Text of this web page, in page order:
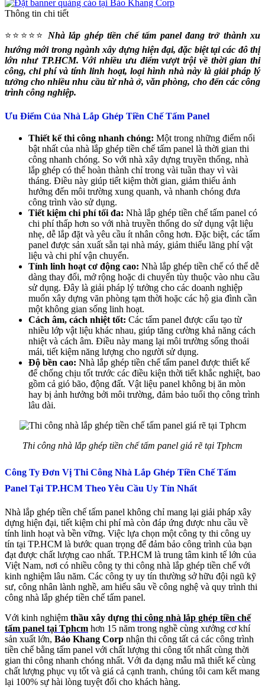
Thông tin chi tiết
⭐⭐⭐⭐⭐ Nhà lắp ghép tiền chế tấm panel đang trở thành xu
hướng mới trong ngành xây dựng hiện đại, đặc biệt tại các đô thị
lớn như TP.HCM. Với nhiều ưu điểm vượt trội về thời gian thi
công, chi phí và tính linh hoạt, loại hình nhà này là giải pháp lý
tưởng cho nhiều nhu cầu từ nhà ở, văn phòng, cho đến các công
trình công nghiệp.
Ưu Điểm Của Nhà Lắp Ghép Tiền Chế Tấm Panel
Thiết kế thi công nhanh chóng: Một trong những điểm nổi
bật nhất của nhà lắp ghép tiền chế tấm panel là thời gian thi
công nhanh chóng. So với nhà xây dựng truyền thống, nhà
lắp ghép có thể hoàn thành chỉ trong vài tuần thay vì vài
tháng. Điều này giúp tiết kiệm thời gian, giảm thiểu ảnh
hưởng đến môi trường xung quanh, và nhanh chóng đưa
công trình vào sử dụng.
Tiết kiệm chi phí tối đa: Nhà lắp ghép tiền chế tấm panel có
chi phí thấp hơn so với nhà truyền thống do sử dụng vật liệu
nhẹ, dễ lắp đặt và yêu cầu ít nhân công hơn. Đặc biệt, các tấm
panel được sản xuất sẵn tại nhà máy, giảm thiểu lãng phí vật
liệu và chi phí vận chuyển.
Tính linh hoạt cơ động cao: Nhà lắp ghép tiền chế có thể dễ
dàng thay đổi, mở rộng hoặc di chuyển tùy thuộc vào nhu cầu
sử dụng. Đây là giải pháp lý tưởng cho các doanh nghiệp
muốn xây dựng văn phòng tạm thời hoặc các hộ gia đình cần
một không gian sống linh hoạt.
Cách âm, cách nhiệt tốt: Các tấm panel được cấu tạo từ
nhiều lớp vật liệu khác nhau, giúp tăng cường khả năng cách
nhiệt và cách âm. Điều này mang lại môi trường sống thoải
mái, tiết kiệm năng lượng cho người sử dụng.
Độ bền cao: Nhà lắp ghép tiền chế tấm panel được thiết kế
để chống chịu tốt trước các điều kiện thời tiết khắc nghiệt, bao
gồm cả gió bão, động đất. Vật liệu panel không bị ăn mòn
hay bị ảnh hưởng bởi môi trường, đảm bảo tuổi thọ công trình
lâu dài.
Thi công nhà lắp ghép tiền chế tấm panel giá rẽ tại Tphcm
Công Ty Đơn Vị Thi Công Nhà Lắp Ghép Tiền Chế Tấm
Panel Tại TP.HCM Theo Yêu Cầu Uy Tín Nhất
Nhà lắp ghép tiền chế tấm panel không chỉ mang lại giải pháp xây
dựng hiện đại, tiết kiệm chi phí mà còn đáp ứng được nhu cầu về
tính linh hoạt và bền vững. Việc lựa chọn một công ty thi công uy
tín tại TP.HCM là bước quan trọng để đảm bảo công trình của bạn
đạt được chất lượng cao nhất. TP.HCM là trung tâm kinh tế lớn của
Việt Nam, nơi có nhiều công ty thi công nhà lắp ghép tiền chế với
kinh nghiệm lâu năm. Các công ty uy tín thường sở hữu đội ngũ kỹ
sư, công nhân lành nghề, am hiểu sâu về công nghệ và quy trình thi
công nhà lắp ghép tiền chế tấm panel.
Với kinh nghiệm thầu xây dựng thi công nhà lắp ghép tiền chế
tấm panel tại Tphcm hơn 15 năm trong nghề cùng xưởng cơ khí
sản xuất lớn, Bảo Khang Corp nhận thi công tất cả các công trình
tiền chế bằng tấm panel với chất lượng thi công tốt nhất cùng thời
gian thi công nhanh chóng nhất. Với đa dạng mẫu mã thiết kế cùng
chất lượng phục vụ tốt và giá cả cạnh tranh, chúng tôi cam kết mang
lại 100% sự hài lòng tuyệt đối cho khách hàng.